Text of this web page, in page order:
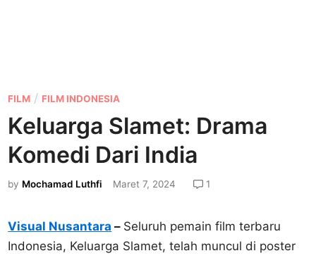
P
o
s
n
FILM / FILM INDONESIA
Keluarga Slamet: Drama
Komedi Dari India
by Mochamad Luthfi Maret 7, 2024 1
Visual Nusantara – Seluruh pemain film terbaru
Indonesia, Keluarga Slamet, telah muncul di poster